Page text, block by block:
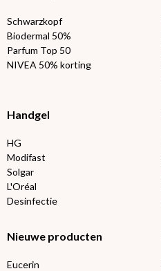
Schwarzkopf
Biodermal 50%
Parfum Top 50
NIVEA 50% korting
Handgel
HG
Modifast
Solgar
L'Oréal
Desinfectie
Nieuwe producten
Eucerin